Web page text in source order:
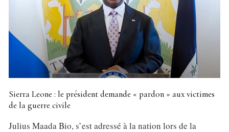
Sierra Leone : le président demande « pardon » aux victimes
de la guerre civile
Julius Maada Bio, s’est adressé à la nation lors de la